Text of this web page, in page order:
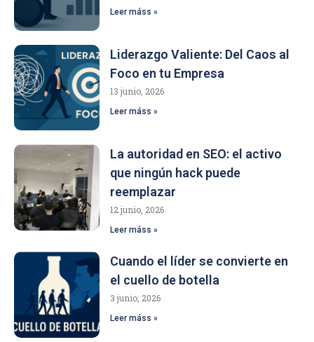
Leer máss »
Liderazgo Valiente: Del Caos al
Foco en tu Empresa
13 junio, 2026
Leer máss »
La autoridad en SEO: el activo
que ningún hack puede
reemplazar
12 junio, 2026
Leer máss »
Cuando el líder se convierte en
el cuello de botella
3 junio, 2026
Leer máss »